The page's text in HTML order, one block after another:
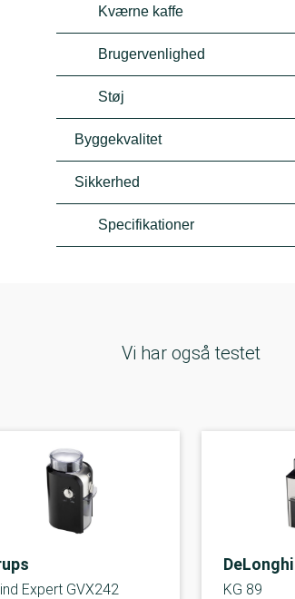
Kværne kaffe
Brugervenlighed
Støj
Byggekvalitet
Sikkerhed
Specifikationer
Vi har også testet
Expert GVX242
DeLonghi
KG 89